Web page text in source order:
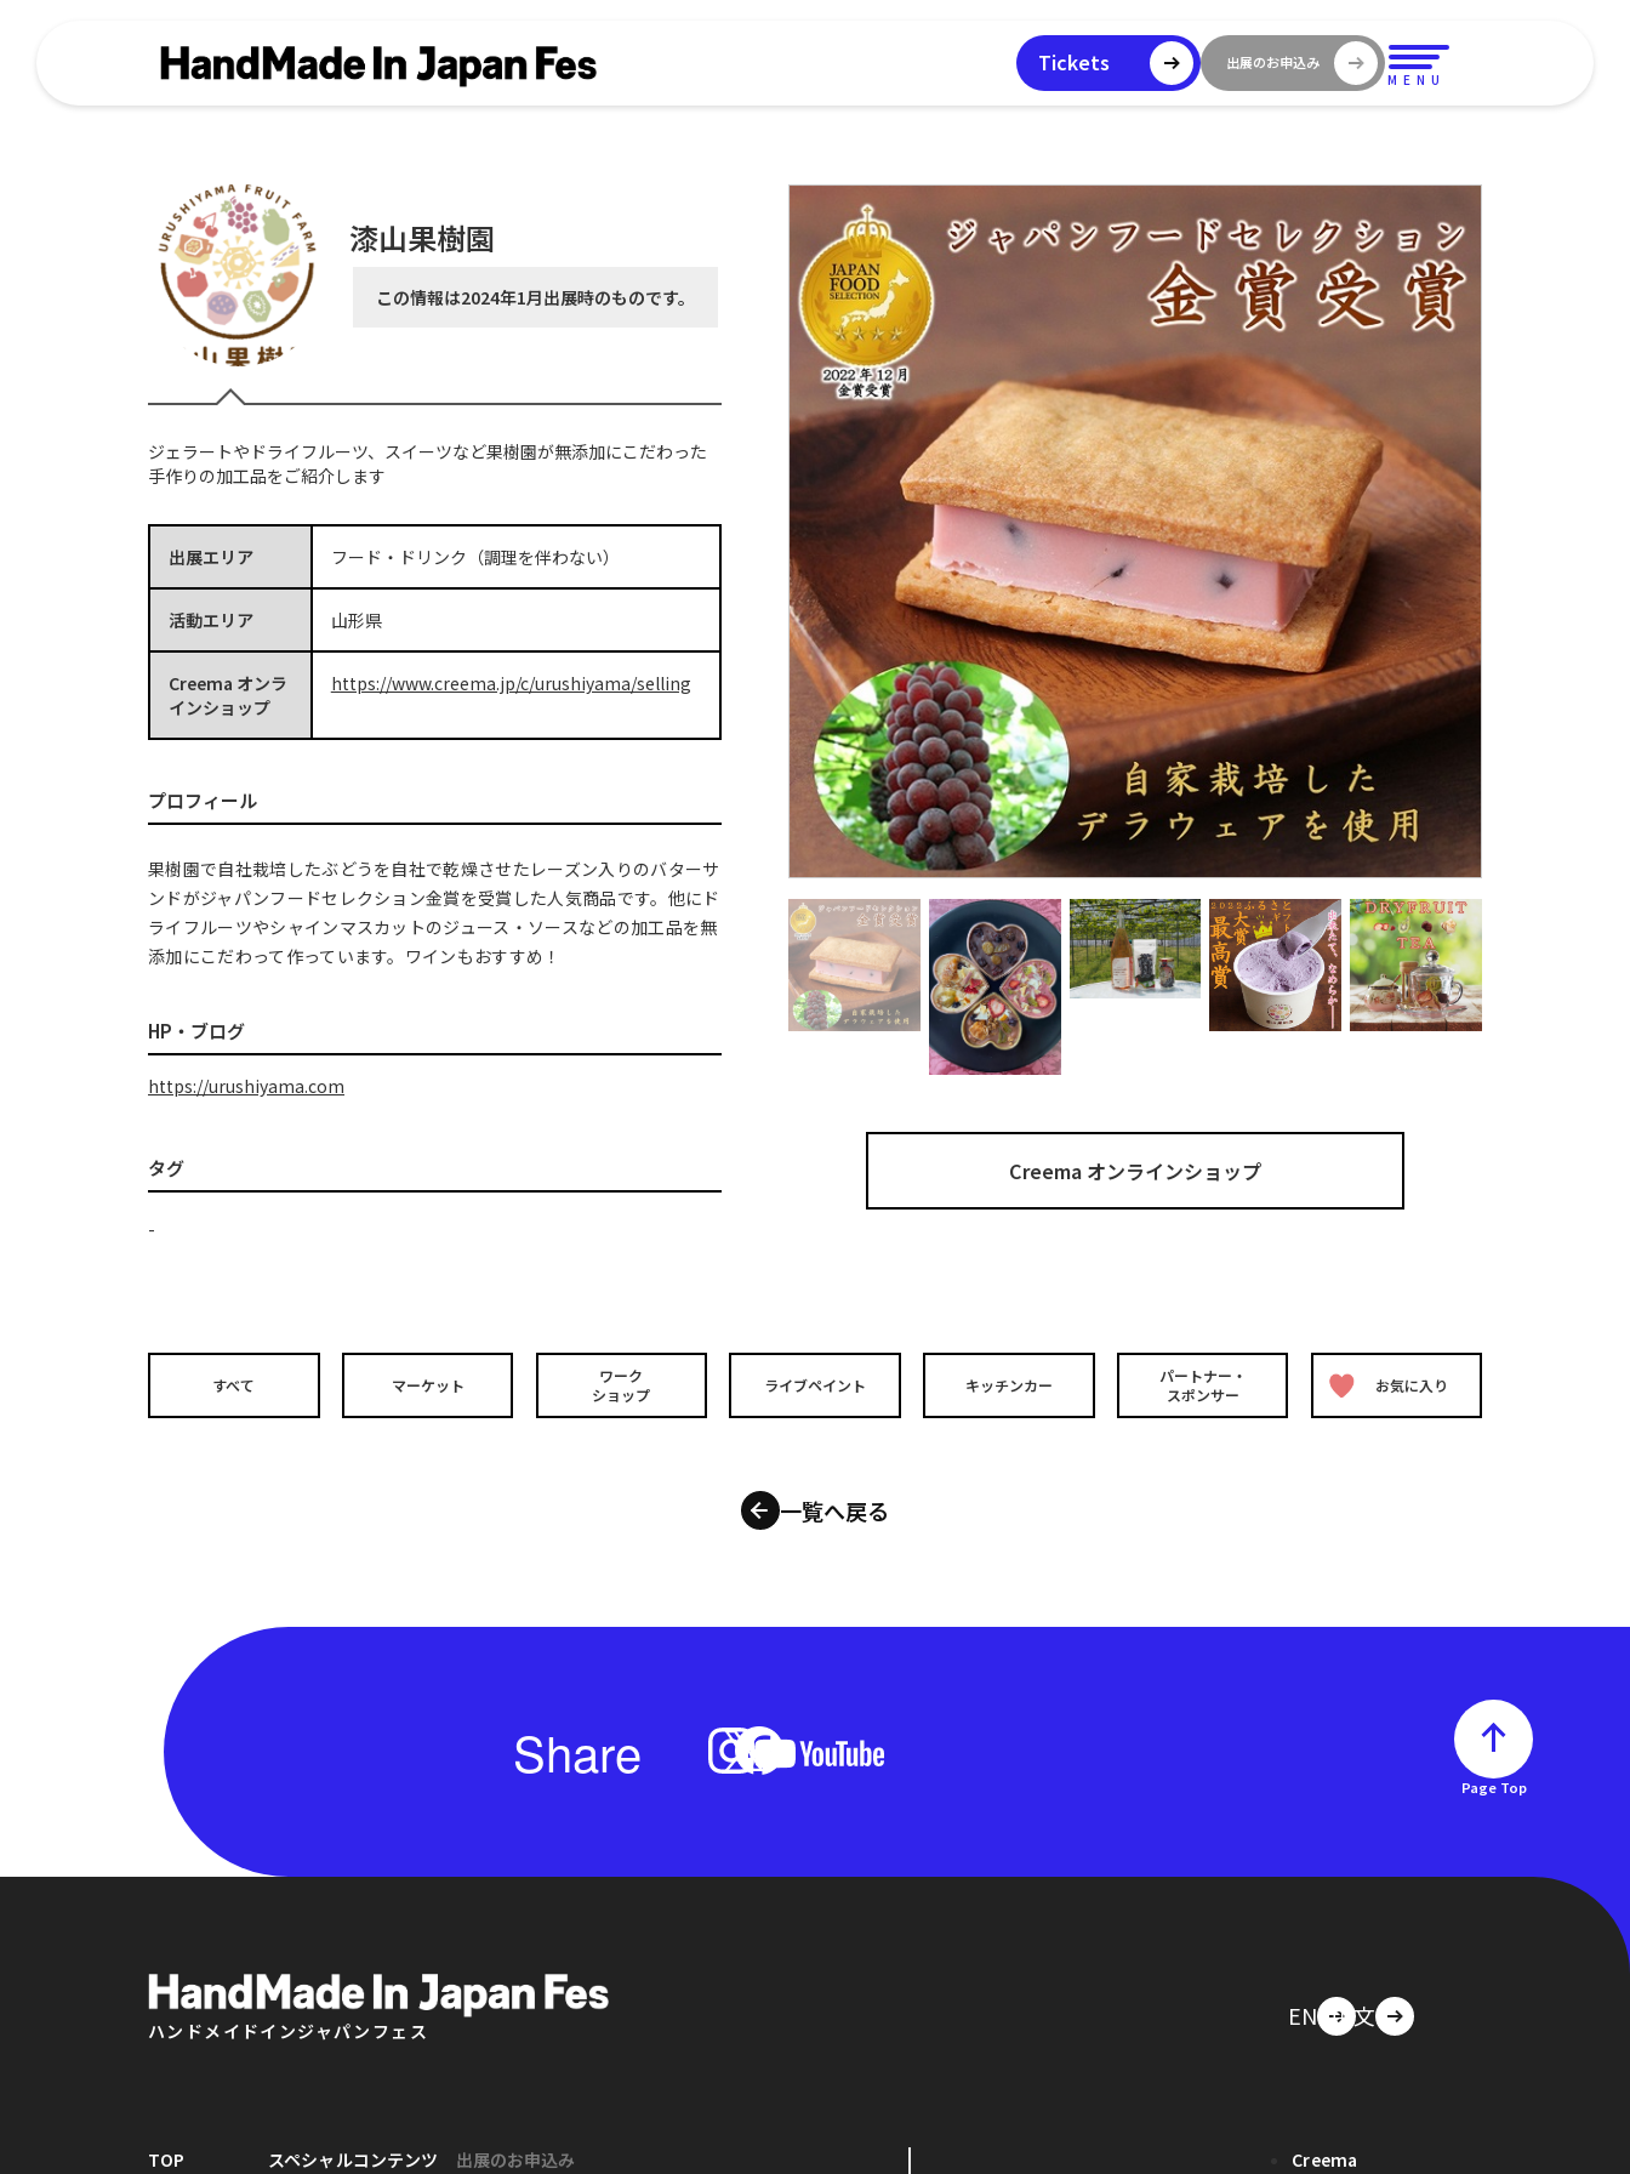
Tickets 出展のお申込み
MENU
漆山果樹園
この情報は2024年1月出展時のものです。
ジェラートやドライフルーツ、スイーツなど果樹園が無添加にこだわった
手作りの加工品をご紹介します
出展エリア フード・ドリンク（調理を伴わない）
活動エリア 山形県
Creema オンラ
インショップ
https://www.creema.jp/c/urushiyama/selling
プロフィール
果樹園で自社栽培したぶどうを自社で乾燥させたレーズン入りのバターサ
ンドがジャパンフードセレクション金賞を受賞した人気商品です。他にド
ライフルーツやシャインマスカットのジュース・ソースなどの加工品を無
添加にこだわって作っています。ワインもおすすめ！
HP・ブログ
https://urushiyama.com
タグ
-
Creema オンラインショップ
すべて マーケット
ワーク
ショップ
ライブペイント キッチンカー
パートナー・
スポンサー
お気に入り
一覧へ戻る
Share
Page Top
ハンドメイドインジャパンフェス
EN 中文
TOP スペシャルコンテンツ 出展のお申込み Creema